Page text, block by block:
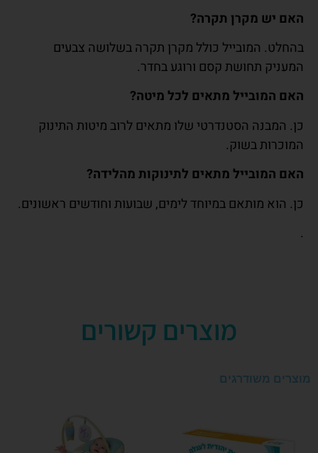
יש מקרן תקרה?
המובייל כולל מקרן תקרה בשלושה צבעים
תחושת קסם ורוגע בחדר.
המובייל מתאים לכל מיטה?
המבנה הסטנדרטי שלו מתאים לרוב מיטות התינוק
בשוק.
המובייל מתאים לתינוקות מהלידה?
הוא מותאם במיוחד לימים, שבועות וחודשים ראשונים.
מוצרים קשורים
משודרגים